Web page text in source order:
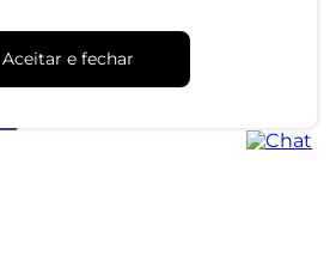
Aceitar e fechar
79.233.672/0001-05
391 - 89129-080 - Luiz Alves - SC